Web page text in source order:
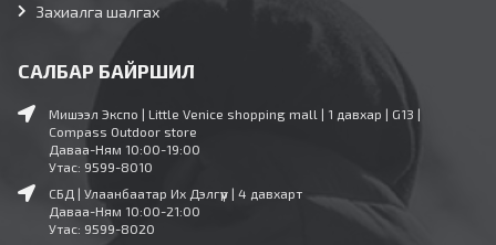
Захиалга шалгах
САЛБАР БАЙРШИЛ
Мишээл Экспо | Little Venice shopping mall | 1 давхар | G13 |
Compass Outdoor store
Даваа-Ням 10:00-19:00
Утас: 9599-8010
СБД | Улаанбаатар Их Дэлгүүр | 4 давхарт
Даваа-Ням 10:00-21:00
Утас: 9599-8020